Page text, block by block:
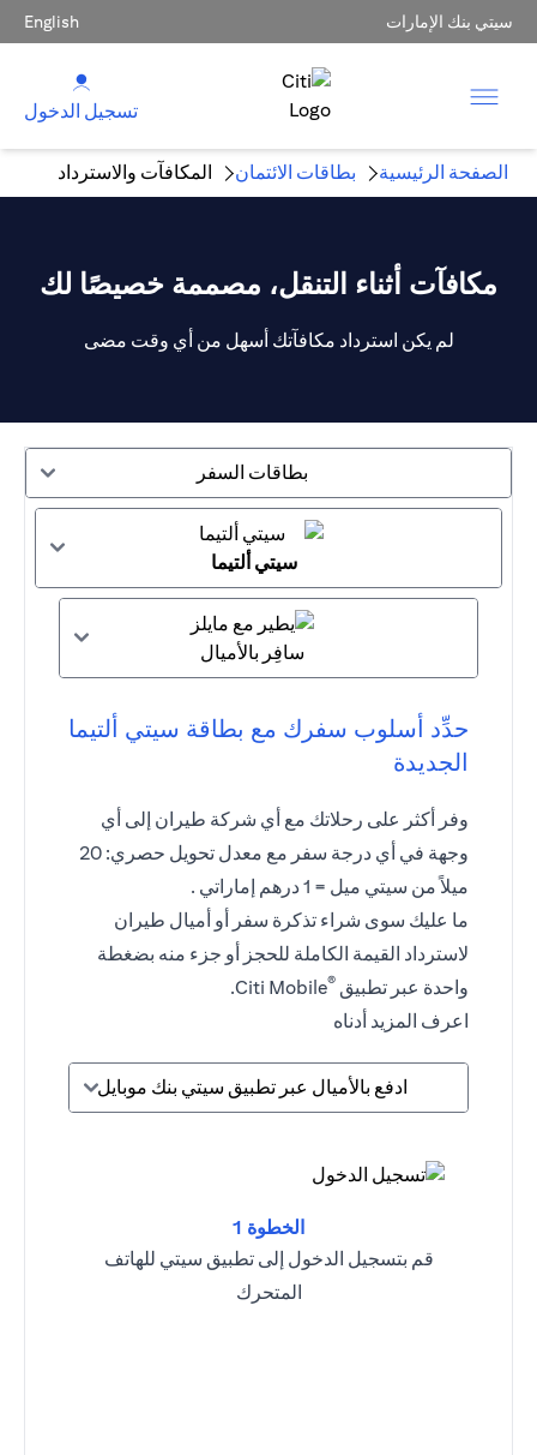
سيتي بنك الإمارات English
تسجيل الدخول
الصفحة الرئيسية بطاقات الائتمان المكافآت والاسترداد
مكافآت أثناء التنقل، مصممة خصيصًا لك
لم يكن استرداد مكافآتك أسهل من أي وقت مضى
بطاقات السفر
سيتي ألتيما
سافِر بالأميال
حدِّد أسلوب سفرك مع بطاقة سيتي ألتيما
الجديدة
وفر أكثر على رحلاتك مع أي شركة طيران إلى أي
وجهة في أي درجة سفر مع معدل تحويل حصري: 20
ميلاً من سيتي ميل = 1 درهم إماراتي .
ما عليك سوى شراء تذكرة سفر أو أميال طيران
لاسترداد القيمة الكاملة للحجز أو جزء منه بضغطة
واحدة عبر تطبيق ®
Citi Mobile.
اعرف المزيد أدناه
ادفع بالأميال عبر تطبيق سيتي بنك موبايل
الخطوة 1
قم بتسجيل الدخول إلى تطبيق سيتي للهاتف
المتحرك